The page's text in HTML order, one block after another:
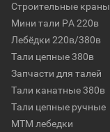
Строительные краны
Мини тали РА 220в
Лебёдки 220в/380в
Тали цепные 380в
Запчасти для талей
Тали канатные 380в
Тали цепные ручные
МТМ лебедки